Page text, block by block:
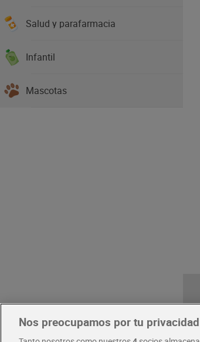
Salud y parafarmacia
Infantil
Mascotas
Nos preocupamos por tu privacidad